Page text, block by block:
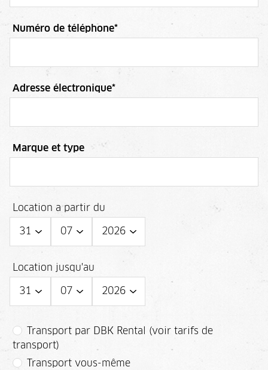
Numéro de téléphone*
Adresse électronique*
Marque et type
Location a partir du
Location jusqu'au
Transport par DBK Rental (voir tarifs de
transport)
Transport vous-même